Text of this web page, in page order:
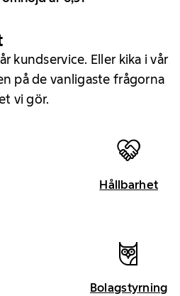
kundservice. Eller kika i vår
på de vanligaste frågorna
vi gör.
Hållbarhet
Bolagstyrning